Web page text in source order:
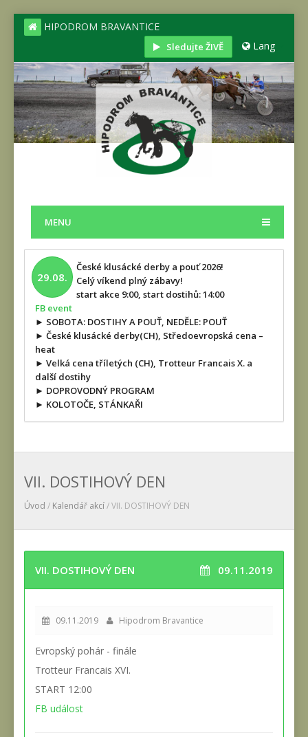
HIPODROM BRAVANTICE
Sledujte ŽIVĚ Lang
MENU
29.08.
České klusácké derby a pouť 2026!
Celý víkend plný zábavy!
start akce 9:00, start dostihů: 14:00
FB event
► SOBOTA: DOSTIHY A POUŤ, NEDĚLE: POUŤ
► České klusácké derby(CH), Středoevropská cena –
heat
► Velká cena tříletých (CH), Trotteur Francais X. a
další dostihy
► DOPROVODNÝ PROGRAM
► KOLOTOČE, STÁNKAŘI
VII. DOSTIHOVÝ DEN
Úvod / Kalendář akcí/ VII. DOSTIHOVÝ DEN
VII. DOSTIHOVÝ DEN 09.11.2019
09.11.2019 Hipodrom Bravantice
Evropský pohár - finále
Trotteur Francais XVI.
START 12:00
FB událost